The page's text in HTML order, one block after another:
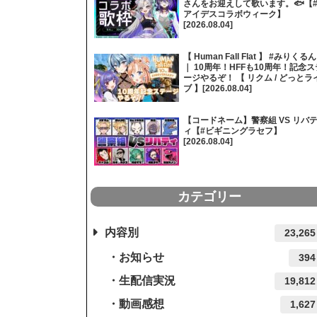
さんをお迎えして歌います。🐟【#
アイデスコラボウィーク】
[2026.08.04]
【 Human Fall Flat 】 #みりくるん
｜ 10周年！HFFも10周年！記念ス
ージやるぞ！ 【 リクム / どっとラ
ブ 】[2026.08.04]
【コードネーム】警察組 VS リバテ
ィ【#ビギニングラセフ】
[2026.08.04]
カテゴリー
内容別 23,265
お知らせ 394
生配信実況 19,812
動画感想 1,627